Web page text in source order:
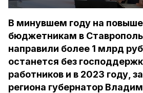
В минувшем году на
бюджетникам в
направили более 1 млрд
останется без
работников и в 2023 году,
региона губернатор